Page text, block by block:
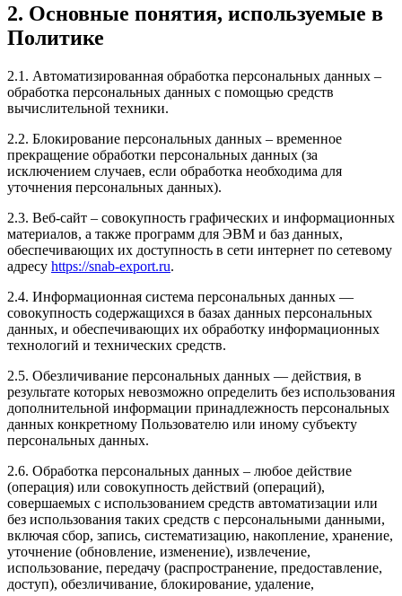
2. Основные понятия, используемые в
Политике
2.1. Автоматизированная обработка персональных данных –
обработка персональных данных с помощью средств
вычислительной техники.
2.2. Блокирование персональных данных – временное
прекращение обработки персональных данных (за
исключением случаев, если обработка необходима для
уточнения персональных данных).
2.3. Веб-сайт – совокупность графических и информационных
материалов, а также программ для ЭВМ и баз данных,
обеспечивающих их доступность в сети интернет по сетевому
адресу https://snab-export.ru.
2.4. Информационная система персональных данных —
совокупность содержащихся в базах данных персональных
данных, и обеспечивающих их обработку информационных
технологий и технических средств.
2.5. Обезличивание персональных данных — действия, в
результате которых невозможно определить без использования
дополнительной информации принадлежность персональных
данных конкретному Пользователю или иному субъекту
персональных данных.
2.6. Обработка персональных данных – любое действие
(операция) или совокупность действий (операций),
совершаемых с использованием средств автоматизации или
без использования таких средств с персональными данными,
включая сбор, запись, систематизацию, накопление, хранение,
уточнение (обновление, изменение), извлечение,
использование, передачу (распространение, предоставление,
доступ), обезличивание, блокирование, удаление,